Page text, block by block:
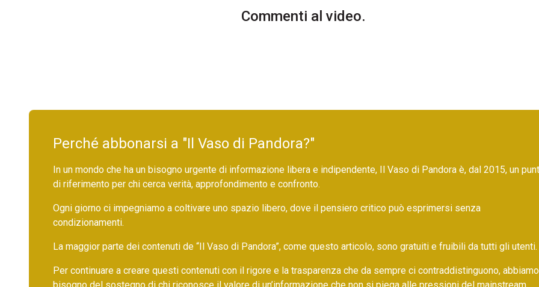
Commenti al video.
Perché abbonarsi a "Il Vaso di Pandora?"
In un mondo che ha un bisogno urgente di informazione libera e indipendente, Il Vaso di Pandora è, dal 2015, un
di riferimento per chi cerca verità, approfondimento e confronto.
Ogni giorno ci impegniamo a coltivare uno spazio libero, dove il pensiero critico può esprimersi senza
condizionamenti.
La maggior parte dei contenuti de “Il Vaso di Pandora”, come questo articolo, sono gratuiti e fruibili da tutti gli utenti.
Per continuare a creare questi contenuti con il rigore e la trasparenza che da sempre ci contraddistinguono, abbiamo